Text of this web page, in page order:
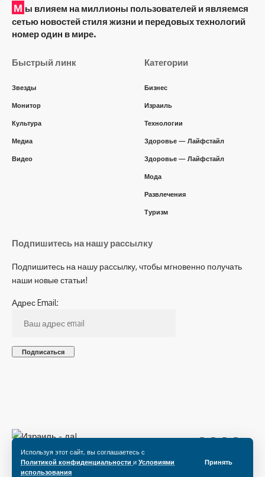
Используя этот сайт, вы соглашаетесь с
Политикой конфиденциальности и Условиями
использования
Принять
М ы влияем на миллионы пользователей и являемся
сетью новостей стиля жизни и передовых технологий
номер один в мире.
Быстрый линк
Звезды
Монитор
Культура
Медиа
Видео
Категории
Бизнес
Израиль
Технологии
Здоровье — Лайфстайл
Здоровье — Лайфстайл
Мода
Развлечения
Туризм
Подпишитесь на нашу рассылку
Подпишитесь на нашу рассылку, чтобы мгновенно получать
наши новые статьи!
Адрес Email:
Подпишитесь на нас